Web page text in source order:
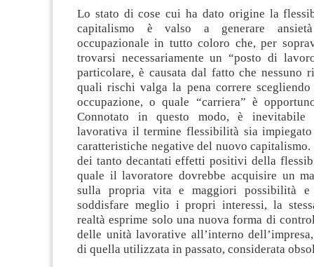
Lo stato di cose cui ha dato origine la
capitalismo è valso a generare
occupazionale in tutto coloro che, per
trovarsi necessariamente un “posto di
particolare, è causata dal fatto che nessuno
quali rischi valga la pena correre
occupazione, o quale “carriera” è
Connotato in questo modo, è
lavorativa il termine flessibilità sia
caratteristiche negative del nuovo
dei tanto decantati effetti positivi della
quale il lavoratore dovrebbe acquisire un
sulla propria vita e maggiori possibilità e
soddisfare meglio i propri interessi, la
realtà esprime solo una nuova forma di
delle unità lavorative all’interno
di quella utilizzata in passato, considerata